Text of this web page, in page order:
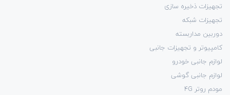
تجهیزات ذخیره سازی
تجهیزات شبکه
دوربین مداربسته
کامپیوتر و تجهیزات جانبی
لوازم جانبی خودرو
لوازم جانبی گوشی
مودم روتر 4G